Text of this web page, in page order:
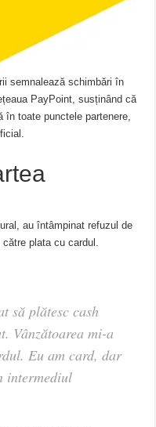
semnalează schimbări în
PayPoint, susținând că
în toate punctele partenere,
au întâmpinat refuzul de
plata cu cardul.
să plătesc cash
Vânzătoarea mi-a
Eu am card, dar
intermediul